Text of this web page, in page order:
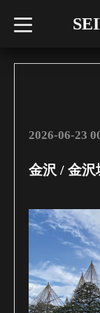
t
o
l
2026-06-23
金沢 / 金沢